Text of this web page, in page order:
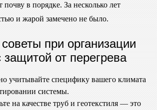
почву в порядке. За несколько лет
и жарой замечено не было.
при организации
от перегрева
учитывайте специфику вашего климата
системы.
на качестве труб и геотекстиля — это